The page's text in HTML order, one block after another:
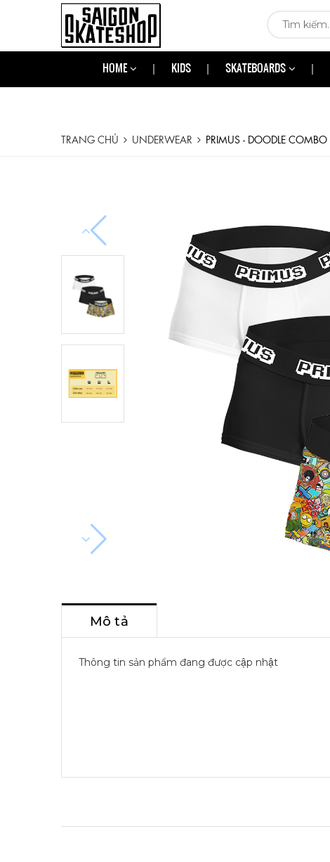
HOME KIDS SKATEBOARDS
TRANG CHỦ UNDERWEAR PRIMUS - DOODLE COMBO
Mô tả
Thông tin sản phẩm đang được cập nhật